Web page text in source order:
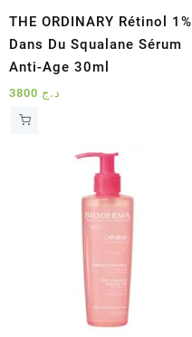
THE ORDINARY Rétinol 1%
Dans Du Squalane Sérum
Anti-Age 30ml
د.ج